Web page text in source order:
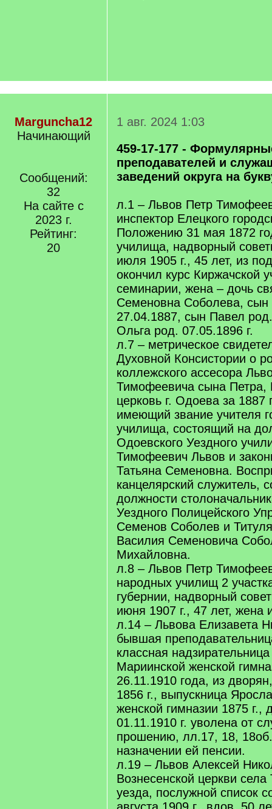
Marguncha12
Начинающий
Сообщений:
32
На сайте с
2023 г.
Рейтинг:
20
1 авг. 2024 1:03
459-17-177 -
преподавателей и
заведений округа на
л.1 – Львов Петр
инспектор Елецкого
Положению 31 мая 1872
училища, надворный
июля 1905 г., 45 лет, из
окончил курс Киржачской
семинарии, жена – дочь
Семеновна Соболева, сын
27.04.1887, сын Павел
Ольга род. 07.05.1896 г.
л.7 – метрическое
Духовной Консистории о
коллежского ассесора
Тимофеевича сына Петра,
церковь г. Одоева за 1887
имеющий звание учителя
училища, состоящий на
Одоевского Уездного
Тимофеевич Львов и
Татьяна Семеновна.
канцелярский служитель,
должности
Уездного Полицейского
Семенов Соболев и
Василия Семеновича
Михайловна.
л.8 – Львов Петр
народных училищ 2
губернии, надворный
июня 1907 г., 47 лет, жена
л.14 – Львова Елизавета
бывшая
классная
Мариинской женской
26.11.1910 года, из
1856 г., выпускница
женской гимназии 1875 г.,
01.11.1910 г. уволена от
прошению, лл.17, 18,
назначении ей пенсии.
л.19 – Львов Алексей
Вознесенской церкви села
уезда, послужной список